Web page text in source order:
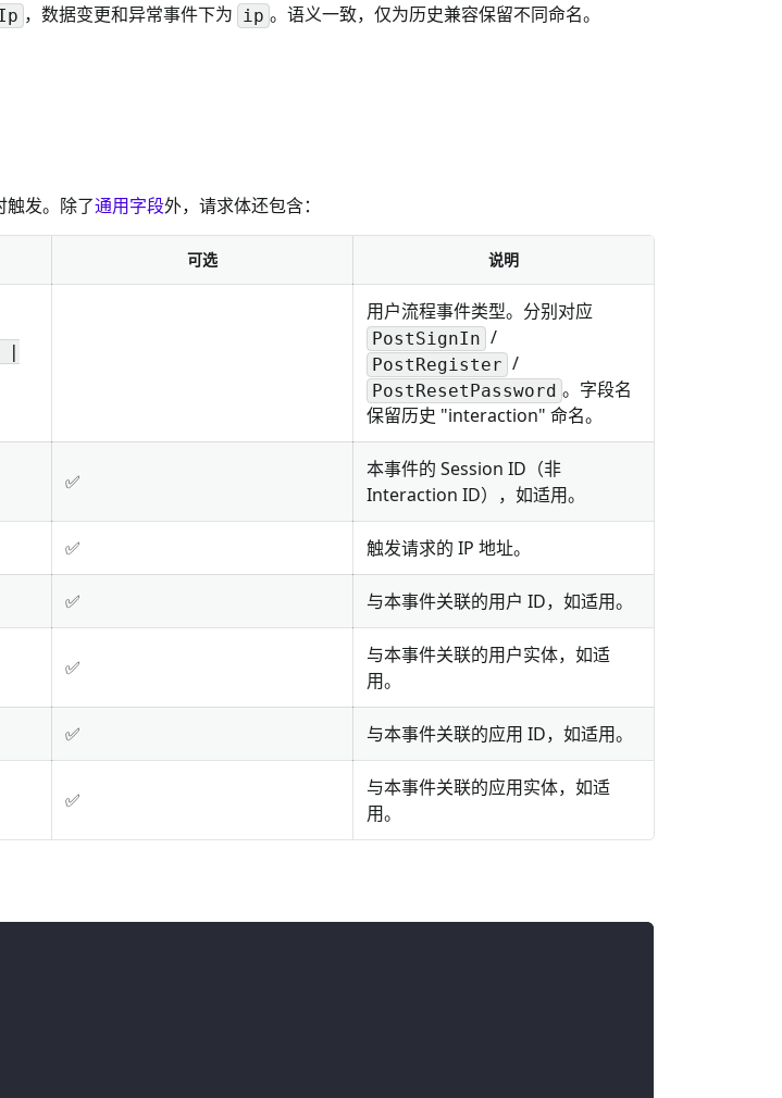
，数据变更和异常事件下为 ip 。语义一致，仅为历史兼容保留不同命名。
触发。除了通用字段外，请求体还包含：
可选 说明
|
用户流程事件类型。分别对应
PostSignIn /
PostRegister /
PostResetPassword 。字段名
保留历史 "interaction" 命名。
✅
本事件的 Session ID（非
Interaction ID），如适用。
✅ 触发请求的 IP 地址。
✅ 与本事件关联的用户 ID，如适用。
✅
与本事件关联的用户实体，如适
用。
✅ 与本事件关联的应用 ID，如适用。
✅
与本事件关联的应用实体，如适
用。